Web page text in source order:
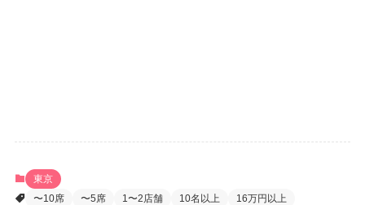
東京
〜10席
〜5席 1〜2店舗 10名以上
16万円以上